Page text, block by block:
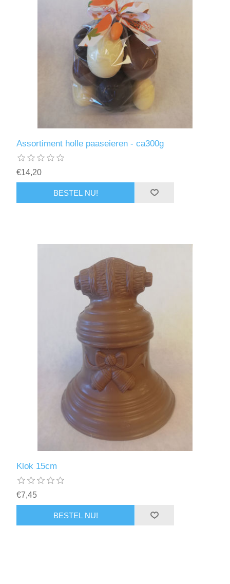
Assortiment holle paaseieren - ca300g
€14,20
Klok 15cm
€7,45